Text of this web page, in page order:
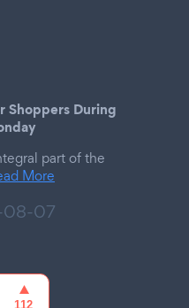
Shoppers During
part of the
More
07